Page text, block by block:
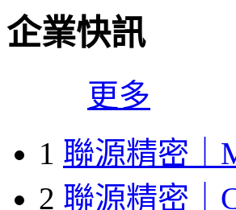
企業快訊
更多
1 聯源精密｜
2 聯源精密｜